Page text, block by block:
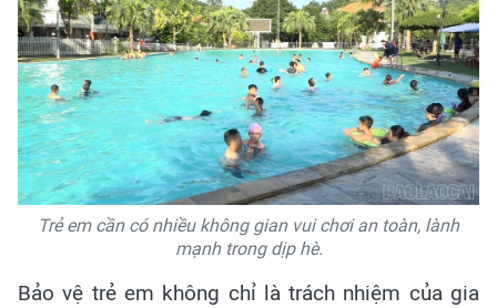
Trẻ em cần có nhiều không gian vui chơi an toàn, lành
mạnh trong dịp hè.
Bảo vệ trẻ em không chỉ là trách nhiệm của gia